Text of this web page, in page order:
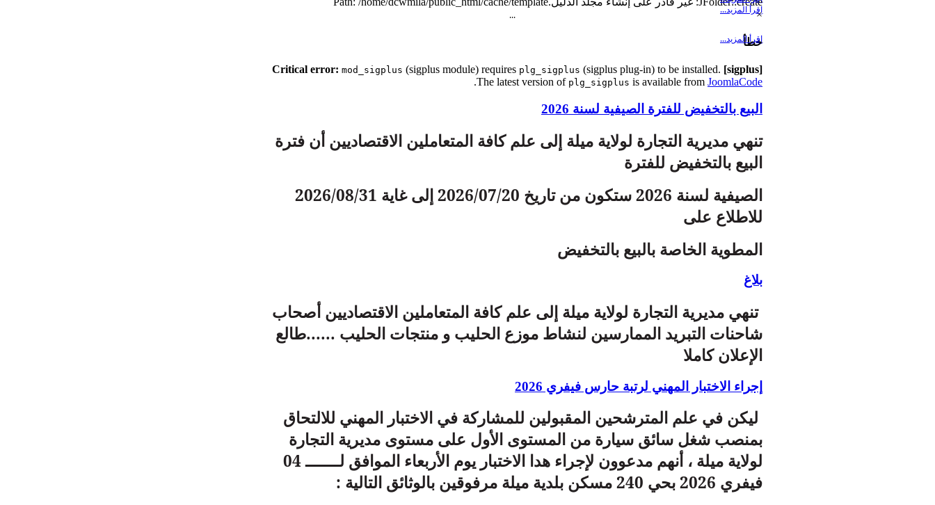
...
اِقرأ المزيد...
اِقرأ المزيد...
×
خطأ
[sigplus] Critical error:
mod_sigplus (sigplus module) requires plg_sigplus (sigplus plug-in) to be installed.
The latest version of plg_sigplus is available from JoomlaCode
.
البيع بالتخفيض للفترة الصيفية لسنة 2026
تنهي مديرية التجارة لولاية ميلة إلى علم كافة المتعاملين الاقتصاديين أن فترة
البيع بالتخفيض للفترة
الصيفية لسنة 2026 ستكون من تاريخ 2026/07/20 إلى غاية 2026/08/31
للاطلاع على
المطوية الخاصة بالبيع بالتخفيض
بلاغ
تنهي مديرية التجارة لولاية ميلة إلى علم كافة المتعاملين الاقتصاديين أصحاب
شاحنات التبريد الممارسين لنشاط موزع الحليب و منتجات الحليب ......طالع
الإعلان كاملا
إجراء الاختبار المهني لرتبة حارس فيفري 2026
ليكن في علم المترشحين المقبولين للمشاركة في الاختبار المهني للالتحاق
بمنصب شغل سائق سيارة من المستوى الأول على مستوى مديرية التجارة
لولاية ميلة ، أنهم مدعوون لإجراء هدا الاختبار يوم الأربعاء الموافق لـــــــ 04
فيفري 2026 بحي 240 مسكن بلدية ميلة مرفوقين بالوثائق التالية :